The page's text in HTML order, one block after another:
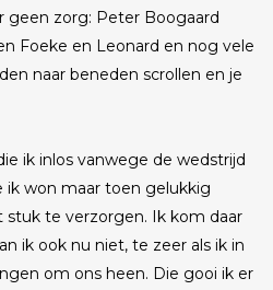
geen zorg: Peter Boogaard
Foeke en Leonard en nog vele
naar beneden scrollen en je
ik inlos vanwege de wedstrijd
ik won maar toen gelukkig
te verzorgen. Ik kom daar
ik ook nu niet, te zeer als ik in
om ons heen. Die gooi ik er